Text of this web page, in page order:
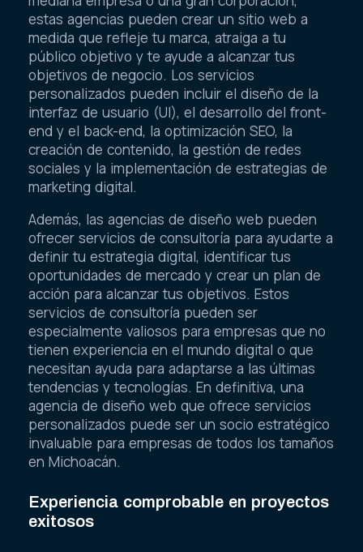
estas agencias pueden crear un sitio web a
medida que refleje tu marca, atraiga a tu
público objetivo y te ayude a alcanzar tus
objetivos de negocio. Los servicios
personalizados pueden incluir el diseño de la
interfaz de usuario (UI), el desarrollo del front-
end y el back-end, la optimización SEO, la
creación de contenido, la gestión de redes
sociales y la implementación de estrategias de
marketing digital.
Además, las agencias de diseño web pueden
ofrecer servicios de consultoría para ayudarte a
definir tu estrategia digital, identificar tus
oportunidades de mercado y crear un plan de
acción para alcanzar tus objetivos. Estos
servicios de consultoría pueden ser
especialmente valiosos para empresas que no
tienen experiencia en el mundo digital o que
necesitan ayuda para adaptarse a las últimas
tendencias y tecnologías. En definitiva, una
agencia de diseño web que ofrece servicios
personalizados puede ser un socio estratégico
invaluable para empresas de todos los tamaños
en Michoacán.
Experiencia comprobable en proyectos
exitosos